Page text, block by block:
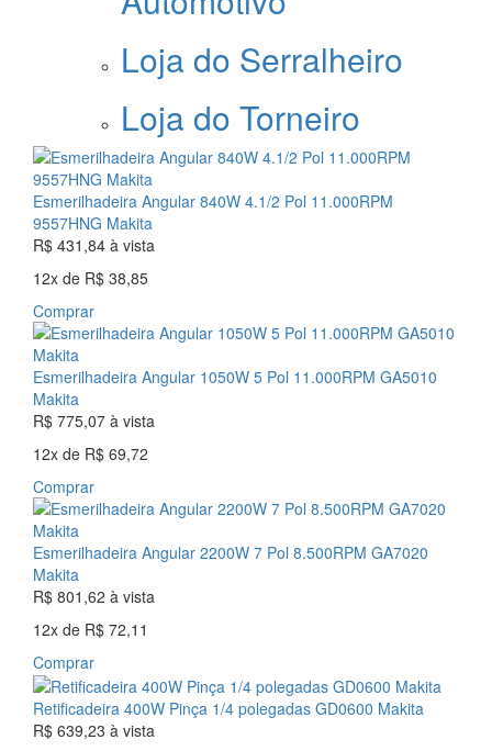
Loja do Serralheiro
Loja do Torneiro
Esmerilhadeira Angular 840W 4.1/2 Pol 11.000RPM
9557HNG Makita
R$ 431,84 à vista
12x de R$ 38,85
Comprar
Esmerilhadeira Angular 1050W 5 Pol 11.000RPM GA5010
Makita
R$ 775,07 à vista
12x de R$ 69,72
Comprar
Esmerilhadeira Angular 2200W 7 Pol 8.500RPM GA7020
Makita
R$ 801,62 à vista
12x de R$ 72,11
Comprar
Retificadeira 400W Pinça 1/4 polegadas GD0600 Makita
R$ 639,23 à vista